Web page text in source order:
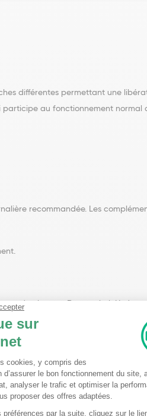
différentes permettant une
au fonctionnement normal
recommandée. Les
de charge : D-mannitol;
: mono et diglycérides d'acides
[nano]; colorants : oxydes et